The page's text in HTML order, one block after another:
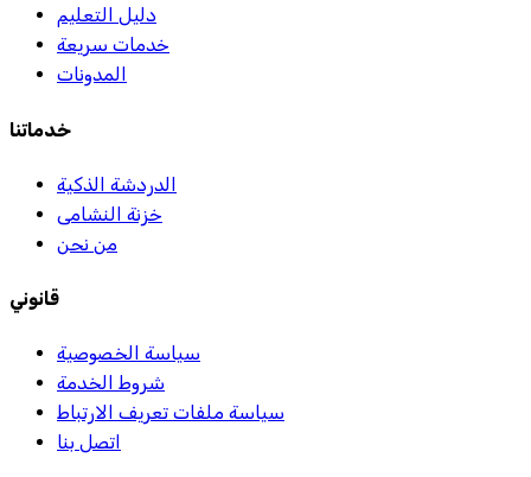
دليل التعليم
خدمات سريعة
المدونات
خدماتنا
الدردشة الذكية
خزنة النشامى
من نحن
قانوني
سياسة الخصوصية
شروط الخدمة
سياسة ملفات تعريف الارتباط
اتصل بنا